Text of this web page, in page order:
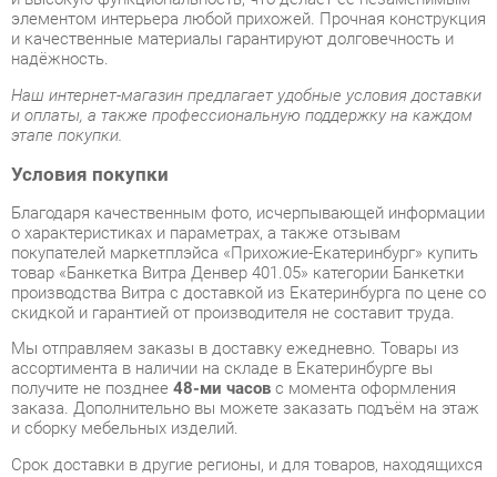
и оплаты, а также профессиональную поддержку на каждом
этапе покупки.
Условия покупки
Благодаря качественным фото, исчерпывающей информации
о характеристиках и параметрах, а также отзывам
покупателей маркетплэйса «Прихожие-Екатеринбург» купить
производства Витра с доставкой из Екатеринбурга по цене со
Мы отправляем заказы в доставку ежедневно. Товары из
ассортимента в наличии на складе в Екатеринбурге вы
получите не позднее48-ми часовс момента оформления
заказа. Дополнительно вы можете заказать подъём на этаж
и сборку мебельных изделий.
Срок доставки в другие регионы, и для товаров, находящихся
на складах производителей, рассчитывается индивидуально.
Уточнить наличие, срок и стоимость доставки вы можете
через формуобратной связи.
В любой момент до передачи заказа в доставку, а также в
течение 7-ми дней после получения заказа вы можете